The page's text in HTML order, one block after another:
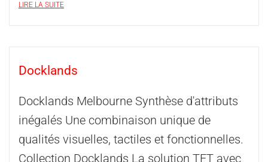
LIRE LA SUITE
Docklands
Docklands Melbourne Synthèse d'attributs
inégalés Une combinaison unique de
qualités visuelles, tactiles et fonctionnelles.
Collection Docklands La solution TFT avec